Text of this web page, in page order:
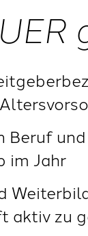
Beruf
im Jahr
aktiv zu